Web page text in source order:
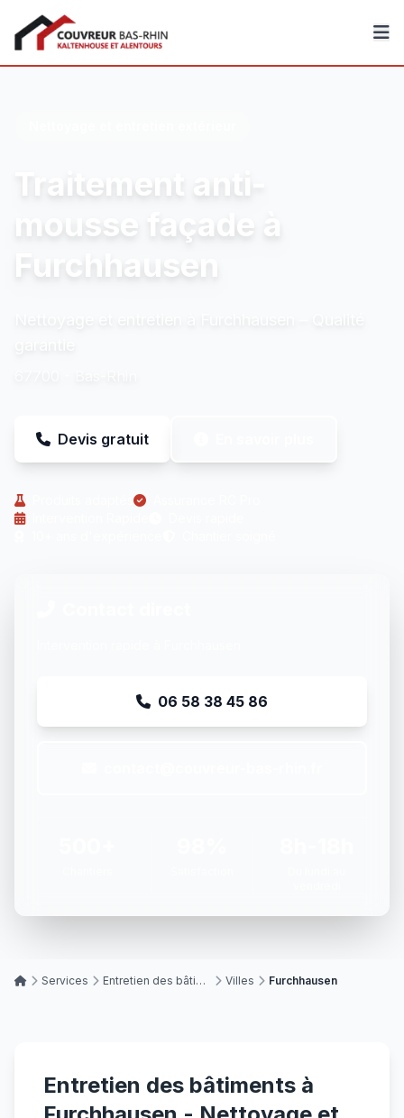
Couvreur Bas-Rhin
Traitement anti-
mousse façade à
Furchhausen
Devis gratuit
06 58 38 45 86
Services Entretien des bâtiments Villes Furchhausen
Entretien des bâtiments à